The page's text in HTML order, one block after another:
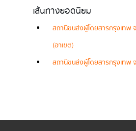
เส้นทางยอดนิยม
สถานีขนส่งผู้โดยสารกรุงเทพ
(อาเขต)
สถานีขนส่งผู้โดยสารกรุงเท